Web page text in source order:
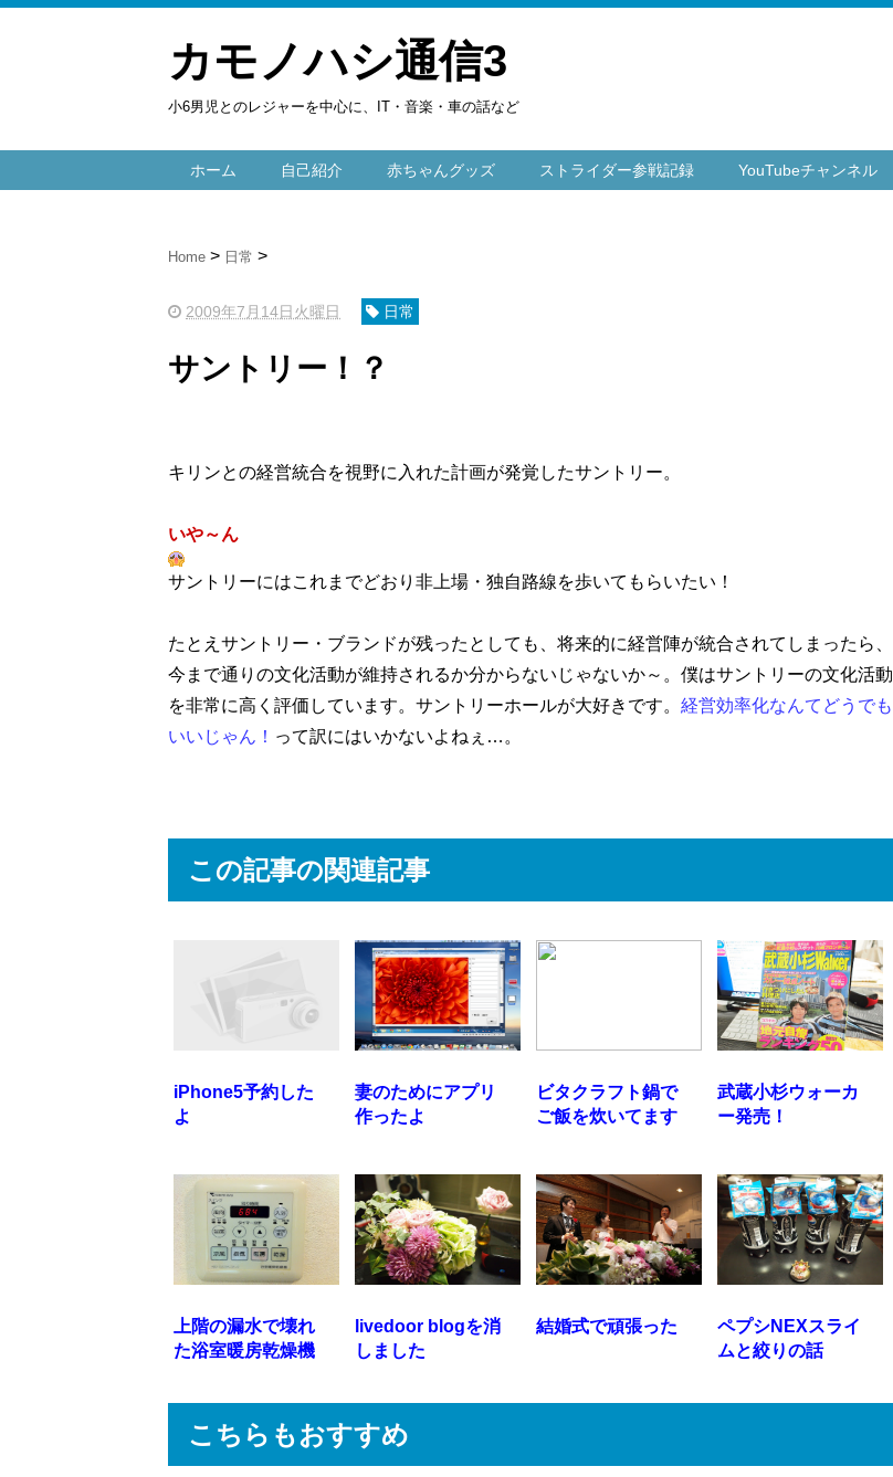
カモノハシ通信3
小6男児とのレジャーを中心に、IT・音楽・車の話など
ホーム 自己紹介 赤ちゃんグッズ ストライダー参戦記録 YouTubeチャンネル
Home 日常
2009年7月14日火曜日 日常
サントリー！？
キリンとの経営統合を視野に入れた計画が発覚したサントリー。
いや～ん
サントリーにはこれまでどおり非上場・独自路線を歩いてもらいたい！
たとえサントリー・ブランドが残ったとしても、将来的に経営陣が統合されてしまったら、
今まで通りの文化活動が維持されるか分からないじゃないか～。僕はサントリーの文化活動
を非常に高く評価しています。サントリーホールが大好きです。 経営効率化なんてどうでも
いいじゃん！ って訳にはいかないよねぇ…。
この記事の関連記事
iPhone5予約した
よ
妻のためにアプリ
作ったよ
ビタクラフト鍋で
ご飯を炊いてます
武蔵小杉ウォーカ
ー発売！
上階の漏水で壊れ
た浴室暖房乾燥機
livedoor blogを消
しました
結婚式で頑張った
ペプシNEXスライ
ムと絞りの話
こちらもおすすめ